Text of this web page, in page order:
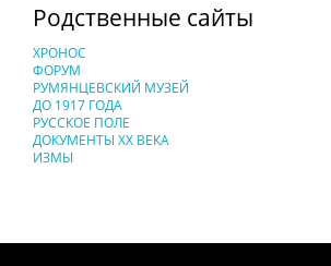
Родственные сайты
ХРОНОС
ФОРУМ
РУМЯНЦЕВСКИЙ МУЗЕЙ
ДО 1917 ГОДА
РУССКОЕ ПОЛЕ
ДОКУМЕНТЫ XX ВЕКА
ИЗМЫ